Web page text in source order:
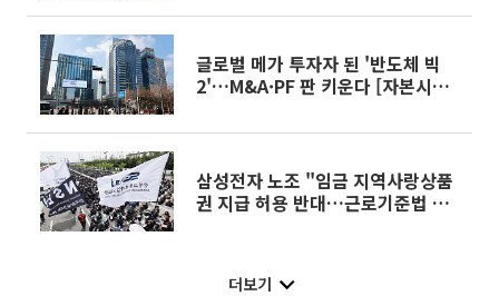
글로벌 메가 투자자 된 '반도체 빅
2'…M&A·PF 판 키운다 [자본시장
삼성전자 노조 "임금 지역사랑상품
권 지급 허용 반대…근로기준법 개
더보기